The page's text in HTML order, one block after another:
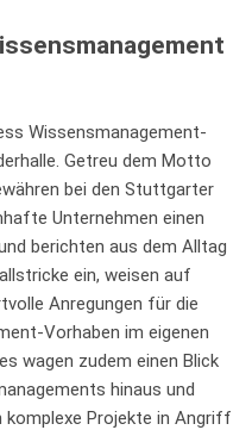
Wissensmanagement-
Getreu dem Motto
bei den Stuttgarter
Unternehmen einen
berichten aus dem Alltag
ein, weisen auf
Anregungen für die
Vorhaben im eigenen
wagen zudem einen Blick
hinaus und
komplexe Projekte in Angriff